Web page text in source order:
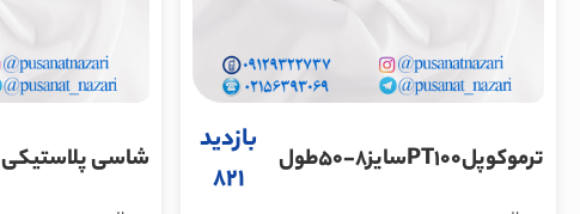
ترموکوپلPT100سایز8-50طول
بازدید
821
شاسی پلاستیکی